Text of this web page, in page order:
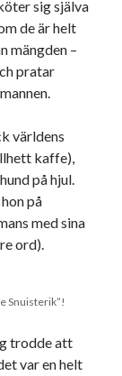
skola
sig själva
de är helt
mängden –
pratar
världens
kaffe),
på hjul.
på
med sina
ord).
Snuisterik”!
trodde att
var en helt